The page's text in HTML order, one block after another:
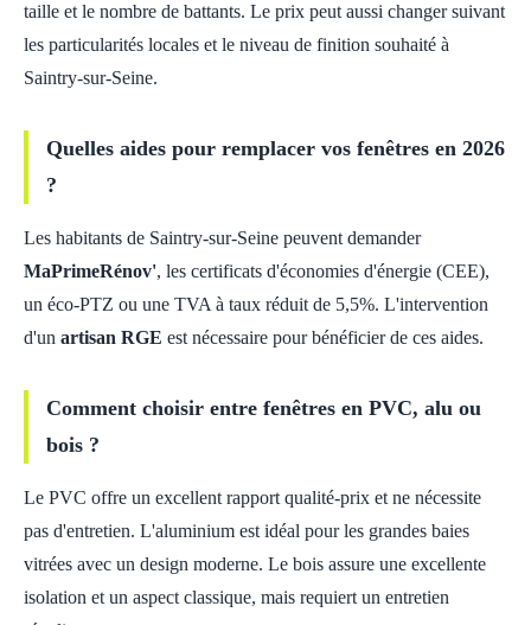
taille et le nombre de battants. Le prix peut aussi changer suivant
les particularités locales et le niveau de finition souhaité à
Saintry-sur-Seine.
Quelles aides pour remplacer vos fenêtres en 2026
?
Les habitants de Saintry-sur-Seine peuvent demander
MaPrimeRénov', les certificats d'économies d'énergie (CEE),
un éco-PTZ ou une TVA à taux réduit de 5,5%. L'intervention
d'un artisan RGE est nécessaire pour bénéficier de ces aides.
Comment choisir entre fenêtres en PVC, alu ou
bois ?
Le PVC offre un excellent rapport qualité-prix et ne nécessite
pas d'entretien. L'aluminium est idéal pour les grandes baies
vitrées avec un design moderne. Le bois assure une excellente
isolation et un aspect classique, mais requiert un entretien